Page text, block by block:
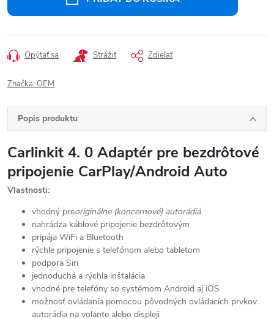
Opýtať sa Strážiť Zdieľať
Značka: OEM
Popis produktu
Carlinkit 4. 0 Adaptér pre bezdrôtové
pripojenie CarPlay/Android Auto
Vlastnosti:
vhodný preoriginálne (koncernové) autorádiá
nahrádza káblové pripojenie bezdrôtovým
pripája WiFi a Bluetooth
rýchle pripojenie s telefónom alebo tabletom
podpora Siri
jednoduchá a rýchla inštalácia
vhodné pre telefóny so systémom Android aj iOS
možnosť ovládania pomocou pôvodných ovládacích prvkov
autorádia na volante alebo displeji